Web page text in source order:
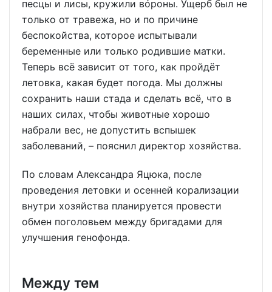
песцы и лисы, кружили вóроны. Ущерб был не
только от травежа, но и по причине
беспокойства, которое испытывали
беременные или только родившие матки.
Теперь всё зависит от того, как пройдёт
летовка, какая будет погода. Мы должны
сохранить наши стада и сделать всё, что в
наших силах, чтобы животные хорошо
набрали вес, не допустить вспышек
заболеваний, – пояснил директор хозяйства.
По словам Александра Яцюка, после
проведения летовки и осенней корализации
внутри хозяйства планируется провести
обмен поголовьем между бригадами для
улучшения генофонда.
Между тем